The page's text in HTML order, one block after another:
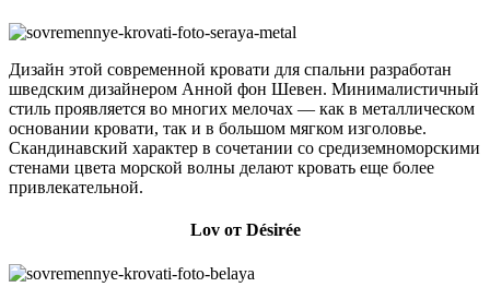
Дизайн этой современной кровати для спальни разработан
шведским дизайнером Анной фон Шевен. Минималистичный
стиль проявляется во многих мелочах — как в металлическом
основании кровати, так и в большом мягком изголовье.
Скандинавский характер в сочетании со средиземноморскими
стенами цвета морской волны делают кровать еще более
привлекательной.
Lov от Désirée